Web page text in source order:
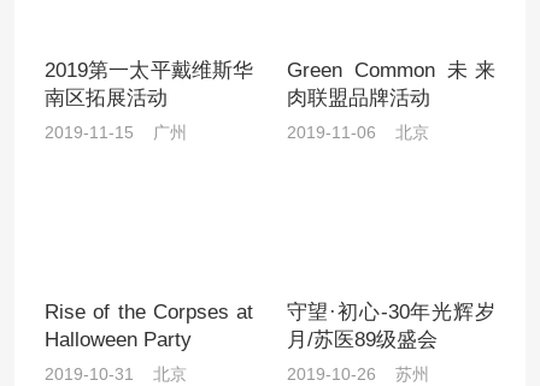
2019第一太平戴维斯华
南区拓展活动
2019-11-15 广州
Green Common 未来
肉联盟品牌活动
2019-11-06 北京
Rise of the Corpses at
Halloween Party
2019-10-31 北京
守望·初心-30年光辉岁
月/苏医89级盛会
2019-10-26 苏州